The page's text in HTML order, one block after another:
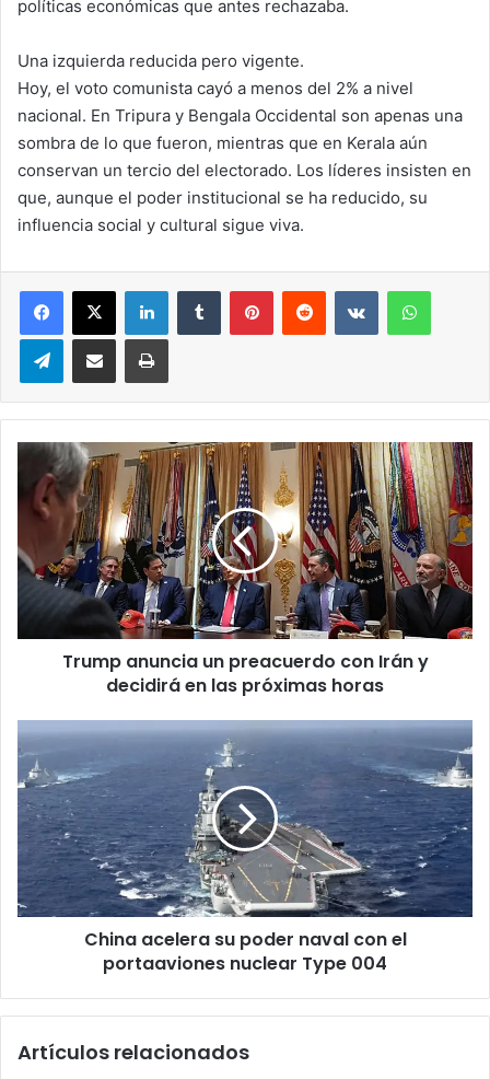
políticas económicas que antes rechazaba.
Una izquierda reducida pero vigente.
Hoy, el voto comunista cayó a menos del 2% a nivel
nacional. En Tripura y Bengala Occidental son apenas una
sombra de lo que fueron, mientras que en Kerala aún
conservan un tercio del electorado. Los líderes insisten en
que, aunque el poder institucional se ha reducido, su
influencia social y cultural sigue viva.
LinkedInTumblr PinterestReddit VKontakte
TelegramCompartir via correo electrónicoImpresión
Trump
anuncia
un
preacuerdo
con
Irán
decidirá
en
Trump anuncia un preacuerdo con Irán y
decidirá en las próximas horas
acelera
su
poder
naval
con
el
portaaviones
nuclear
China acelera su poder naval con el
portaaviones nuclear Type 004
Artículos relacionados